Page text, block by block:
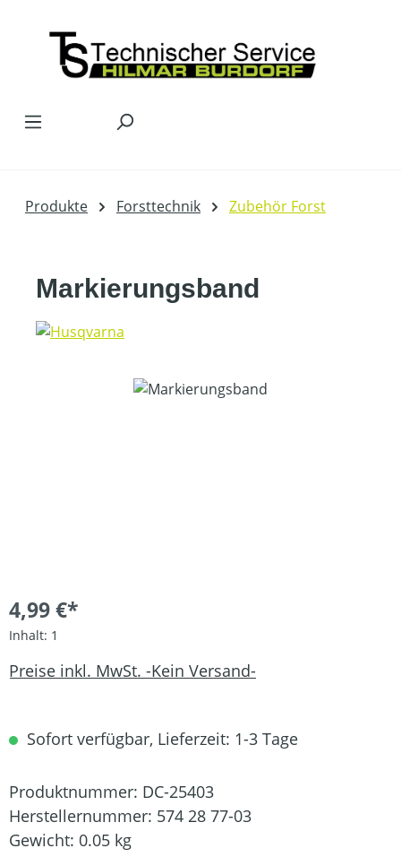
Produkte Forsttechnik Zubehör Forst
Markierungsband
Bildergalerie überspringen
4,99 €*
Inhalt: 1
Preise inkl. MwSt. -Kein Versand-
Sofort verfügbar, Lieferzeit: 1-3 Tage
Produktnummer: DC-25403
Herstellernummer: 574 28 77-03
Gewicht: 0.05 kg